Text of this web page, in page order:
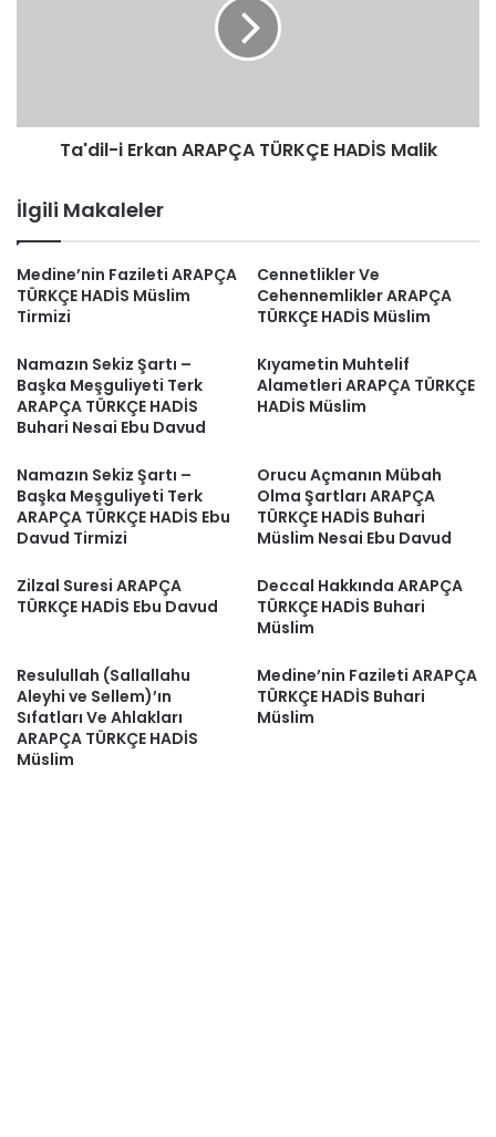
Ta'dil-i Erkan ARAPÇA TÜRKÇE HADİS Malik
İlgili Makaleler
Medine’nin Fazileti ARAPÇA
TÜRKÇE HADİS Müslim
Tirmizi
Cennetlikler Ve
Cehennemlikler ARAPÇA
TÜRKÇE HADİS Müslim
Namazın Sekiz Şartı –
Başka Meşguliyeti Terk
ARAPÇA TÜRKÇE HADİS
Buhari Nesai Ebu Davud
Kıyametin Muhtelif
Alametleri ARAPÇA TÜRKÇE
HADİS Müslim
Namazın Sekiz Şartı –
Başka Meşguliyeti Terk
ARAPÇA TÜRKÇE HADİS Ebu
Davud Tirmizi
Orucu Açmanın Mübah
Olma Şartları ARAPÇA
TÜRKÇE HADİS Buhari
Müslim Nesai Ebu Davud
Zilzal Suresi ARAPÇA
TÜRKÇE HADİS Ebu Davud
Deccal Hakkında ARAPÇA
TÜRKÇE HADİS Buhari
Müslim
Resulullah (Sallallahu
Aleyhi ve Sellem)’ın
Sıfatları Ve Ahlakları
ARAPÇA TÜRKÇE HADİS
Müslim
Medine’nin Fazileti ARAPÇA
TÜRKÇE HADİS Buhari
Müslim